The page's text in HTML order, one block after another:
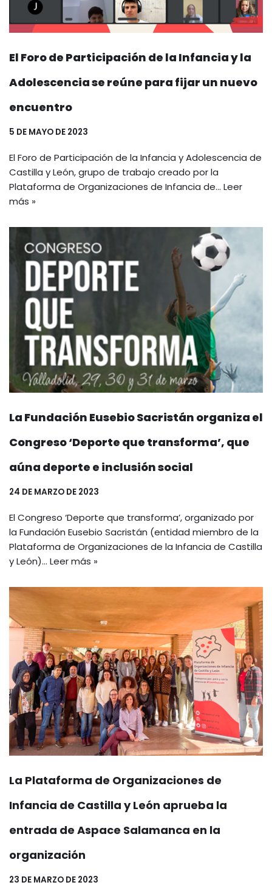
El Foro de Participación de la Infancia y la
Adolescencia se reúne para fijar un nuevo
encuentro
5 DE MAYO DE 2023
El Foro de Participación de la Infancia y Adolescencia de
Castilla y León, grupo de trabajo creado por la
Plataforma de Organizaciones de Infancia de… Leer
más »
La Fundación Eusebio Sacristán organiza el
Congreso ‘Deporte que transforma’, que
aúna deporte e inclusión social
24 DE MARZO DE 2023
El Congreso ‘Deporte que transforma’, organizado por
la Fundación Eusebio Sacristán (entidad miembro de la
Plataforma de Organizaciones de la Infancia de Castilla
y León)… Leer más »
La Plataforma de Organizaciones de
Infancia de Castilla y León aprueba la
entrada de Aspace Salamanca en la
organización
23 DE MARZO DE 2023